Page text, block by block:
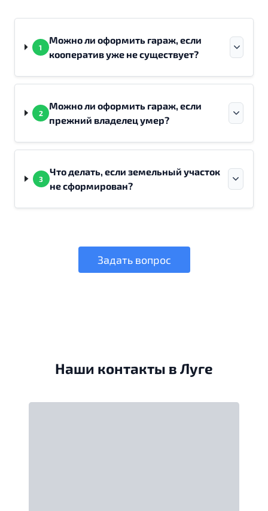
1
Можно ли оформить гараж, если
кооператив уже не существует?
2
Можно ли оформить гараж, если
прежний владелец умер?
3
Что делать, если земельный участок
не сформирован?
Задать вопрос
Наши контакты в Луге